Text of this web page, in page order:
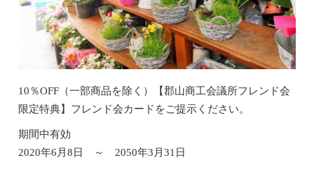
10％OFF（一部商品を除く）【郡山商工会議所フレンド会
限定特典】フレンド会カードをご提示ください。
期間中有効
2020年6月8日 ～ 2050年3月31日